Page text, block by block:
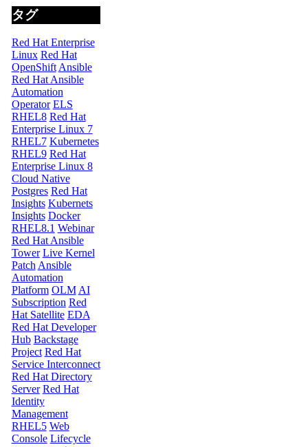
タグ
Red Hat Enterprise
Linux Red Hat
OpenShiftAnsible
Red Hat Ansible
Automation
Operator ELS
RHEL8 Red Hat
Enterprise Linux 7
RHEL7 Kubernetes
RHEL9 Red Hat
Enterprise Linux 8
Cloud Native
Postgres Red Hat
Insights Kubernets
Insights Docker
RHEL8.1 Webinar
Red Hat Ansible
Tower Live Kernel
PatchAnsible
Automation
Platform OLMAI
Subscription Red
Hat Satellite EDA
Red Hat Developer
Hub Backstage
Project Red Hat
Service Interconnect
Red Hat Directory
Server Red Hat
Identity
Management
RHEL5 Web
Console Lifecycle